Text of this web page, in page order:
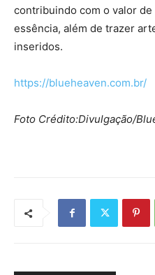
contribuindo com o valor
essência, além de trazer
inseridos.
https://blueheaven.com.br/
Foto Crédito:Divulgação/